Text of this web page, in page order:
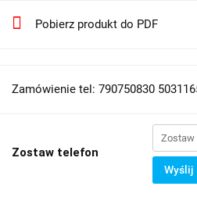
Pobierz produkt do PDF
Zamówienie tel: 790750830
Zostaw telefon
Wyślij